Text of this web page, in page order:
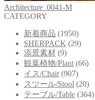
Architecture_0041-M
CATEGORY
新着商品 (1950)
SHERPACK (29)
添景素材 (9)
観葉植物/Plant (66)
イス/Chair (907)
スツール/Stool (20)
テーブル/Table (364)